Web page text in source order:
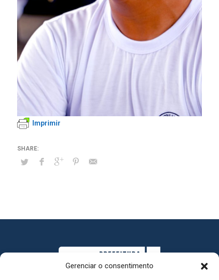
Gerenciar o consentimento
Imprimir